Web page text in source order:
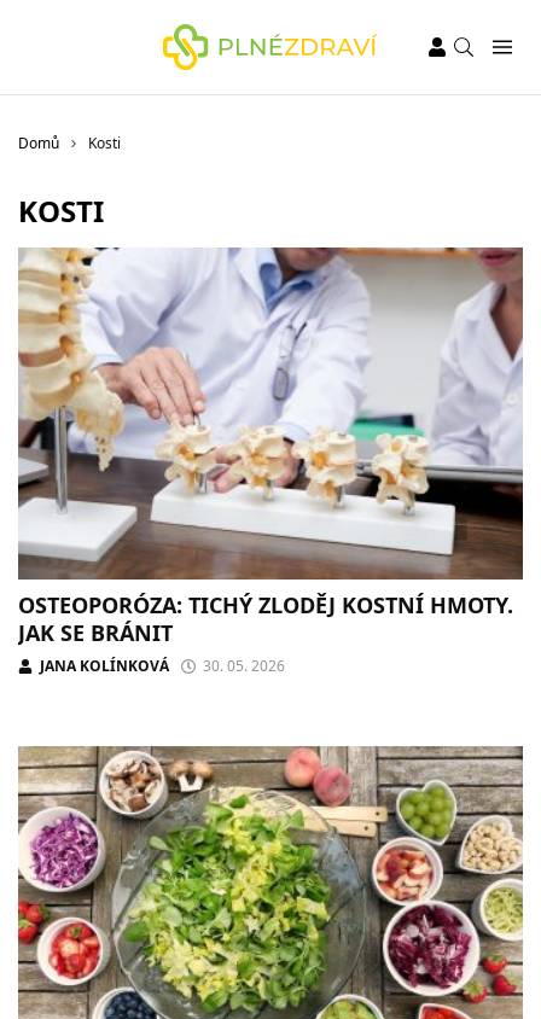
Domů Kosti
KOSTI
OSTEOPORÓZA: TICHÝ ZLODĚJ KOSTNÍ HMOTY.
JAK SE BRÁNIT
JANA KOLÍNKOVÁ 30. 05. 2026